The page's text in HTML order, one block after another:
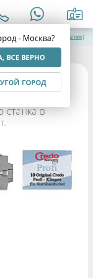
- Москва?
ВСЕ ВЕРНО
ГОРОД
и педикюра CREDO (Германия)
станка в